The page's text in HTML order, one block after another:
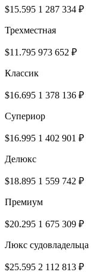
$15.595 1 287 334 ₽
Трехместная
$11.795 973 652 ₽
Классик
$16.695 1 378 136 ₽
Супериор
$16.995 1 402 901 ₽
Делюкс
$18.895 1 559 742 ₽
Премиум
$20.295 1 675 309 ₽
Люкс судовладельца
$25.595 2 112 813 ₽